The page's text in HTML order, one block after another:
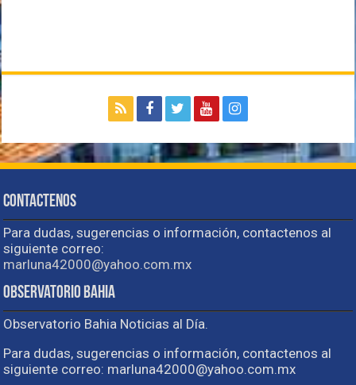
Contactenos
Para dudas, sugerencias o información, contactenos al
siguiente correo:
marluna42000@yahoo.com.mx
Observatorio Bahia
Observatorio Bahia Noticias al Día.
Para dudas, sugerencias o información, contactenos al
siguiente correo: marluna42000@yahoo.com.mx